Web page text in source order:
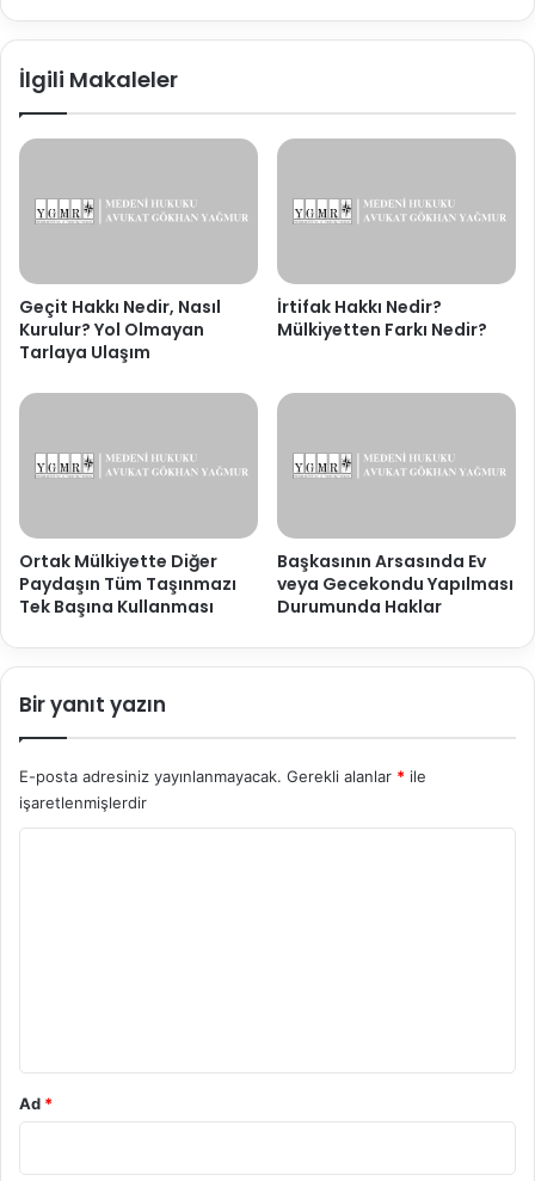
İlgili Makaleler
Geçit Hakkı Nedir, Nasıl
Kurulur? Yol Olmayan
Tarlaya Ulaşım
İrtifak Hakkı Nedir?
Mülkiyetten Farkı Nedir?
Ortak Mülkiyette Diğer
Paydaşın Tüm Taşınmazı
Tek Başına Kullanması
Başkasının Arsasında Ev
veya Gecekondu Yapılması
Durumunda Haklar
Bir yanıt yazın
E-posta adresiniz yayınlanmayacak. Gerekli alanlar * ile
işaretlenmişlerdir
Ad *